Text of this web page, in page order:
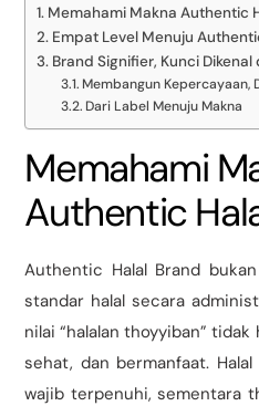
Memahami Makna Authentic
Empat Level Menuju
Brand Signifier, Kunci Dikenal
Membangun Kepercayaan,
Dari Label Menuju Makna
Memahami
Authentic
Authentic Halal Brand
standar halal secara
nilai “halalan thoyyiban”
sehat, dan bermanfaat.
wajib terpenuhi, sementara